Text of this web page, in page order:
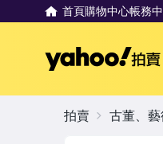
首頁購物中心帳務
拍賣 古董、